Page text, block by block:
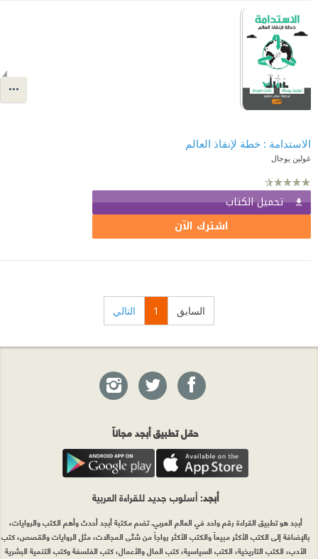
الاستدامة : خطة لإنقاذ العالم
غولين يوجال
تحميل الكتاب
اشترك الآن
السابق 1 التالي
حمّل تطبيق أبجد مجاناً
أبجد: أسلوب جديد للقراءة العربية
أبجد هو تطبيق القراءة رقم واحد في العالم العربي. تضم مكتبة أبجد أحدث وأهم الكتب والروايات،
بالإضافة إلى الكتب الأكثر مبيعاً والكتب الأكثر رواجاً من شتّى المجالات، مثل الروايات والقصص، كتب
الأدب، الكتب التاريخية، الكتب السياسية، كتب المال والأعمال، كتب الفلسفة وكتب التنمية البشرية